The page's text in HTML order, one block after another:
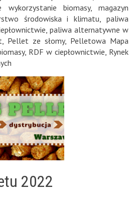
wykorzystanie biomasy, magazyn
środowiska i klimatu,paliwa
, paliwa alternatywne w
, Pellet ze słomy, Pelletowa Mapa
, RDF w ciepłownictwie, Rynek
2022